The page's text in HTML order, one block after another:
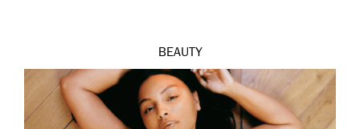
BEAUTY